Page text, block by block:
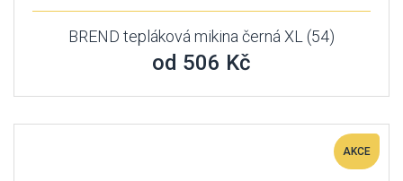
BREND tepláková mikina černá XL (54)
od 506 Kč
AKCE